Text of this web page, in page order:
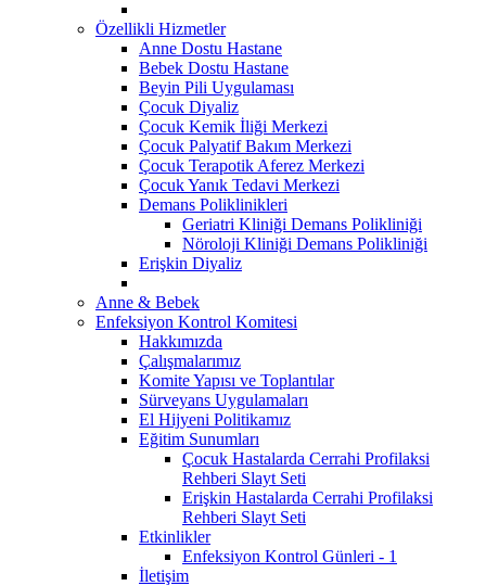
Özellikli Hizmetler
Anne Dostu Hastane
Bebek Dostu Hastane
Beyin Pili Uygulaması
Çocuk Diyaliz
Çocuk Kemik İliği Merkezi
Çocuk Palyatif Bakım Merkezi
Çocuk Terapotik Aferez Merkezi
Çocuk Yanık Tedavi Merkezi
Demans Poliklinikleri
Geriatri Kliniği Demans Polikliniği
Nöroloji Kliniği Demans Polikliniği
Erişkin Diyaliz
Anne & Bebek
Enfeksiyon Kontrol Komitesi
Hakkımızda
Çalışmalarımız
Komite Yapısı ve Toplantılar
Sürveyans Uygulamaları
El Hijyeni Politikamız
Eğitim Sunumları
Çocuk Hastalarda Cerrahi Profilaksi
Rehberi Slayt Seti
Erişkin Hastalarda Cerrahi Profilaksi
Rehberi Slayt Seti
Etkinlikler
Enfeksiyon Kontrol Günleri - 1
İletişim